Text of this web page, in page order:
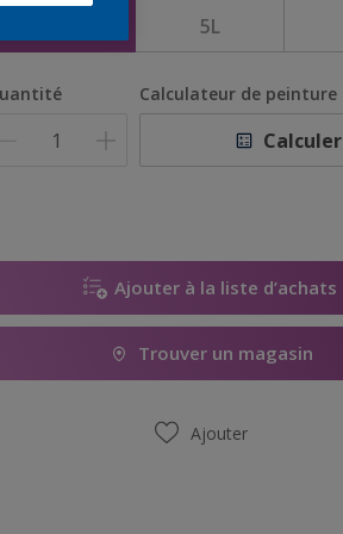
5L
Calculateur de peinture
Calculer
Ajouter à la liste d’achats
Trouver un magasin
Ajouter